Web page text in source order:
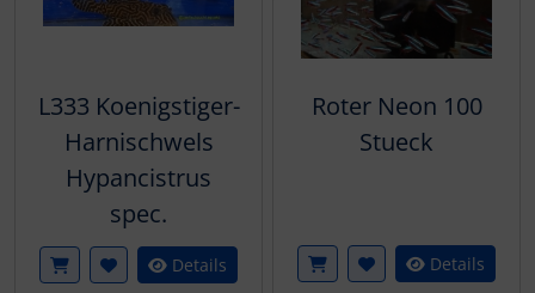
L333 Koenigstiger-
Harnischwels
Hypancistrus
spec.
Details
Roter Neon 100
Stueck
Details